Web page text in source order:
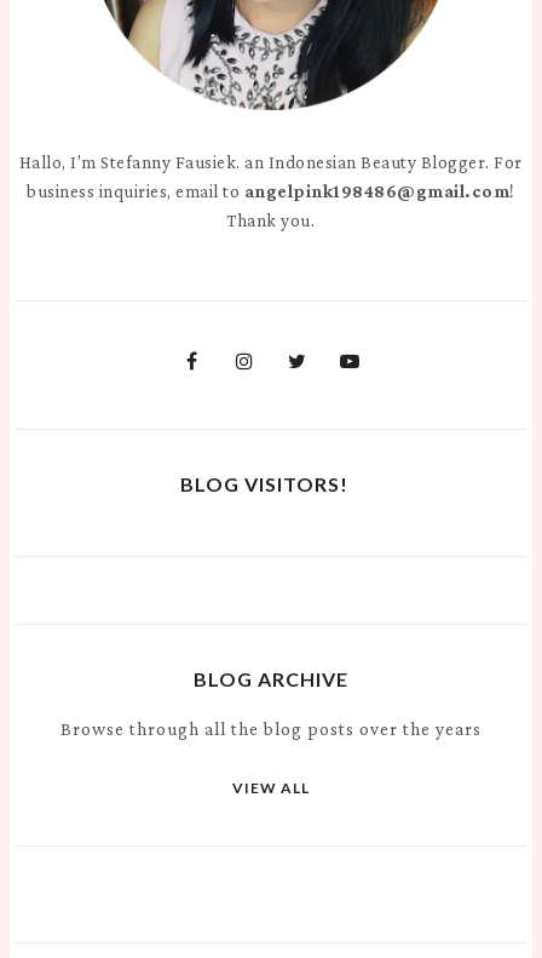
Hallo, I'm Stefanny Fausiek. an Indonesian Beauty Blogger. For
business inquiries, email to angelpink198486@gmail.com!
Thank you.
BLOG VISITORS!
BLOG ARCHIVE
Browse through all the blog posts over the years
VIEW ALL